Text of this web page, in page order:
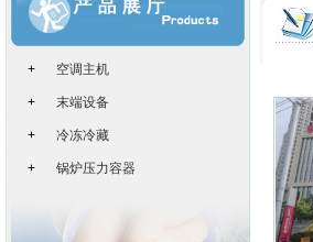
+ 空调主机
+ 末端设备
+ 冷冻冷藏
+ 锅炉压力容器